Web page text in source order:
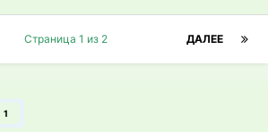
ДАЛЕЕ
Страница 1 из 2
1